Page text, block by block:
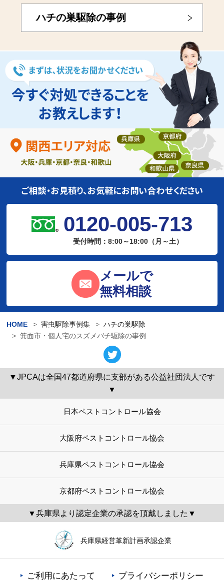
ハチの巣駆除の事例
0120-005-713
受付時間：8:00～18:00（月～土）
メールで
無料相談
HOME 害虫駆除事例集
ハチの巣駆除
箕面市・個人宅のスズメバチ駆除の事例
▼JPCAは全国47都道府県に支部がある公益社団法人です
▼
日本ペストコントロール協会
大阪府ペストコントロール協会
兵庫県ペストコントロール協会
京都府ペストコントロール協会
▼兵庫県より認定企業の承認を頂戴しました▼
兵庫県経営革新計画承認企業
ご利用にあたって プライバシーポリシー